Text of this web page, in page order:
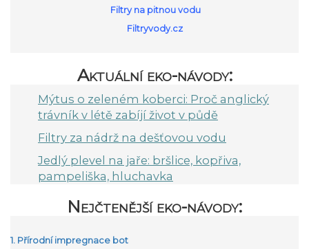
Filtry na pitnou vodu
Filtryvody.cz
Aktuální eko-návody:
Mýtus o zeleném koberci: Proč anglický
trávník v létě zabíjí život v půdě
Filtry za nádrž na dešťovou vodu
Jedlý plevel na jaře: bršlice, kopřiva,
pampeliška, hluchavka
Nejčtenější eko-návody:
1. Přírodní impregnace bot